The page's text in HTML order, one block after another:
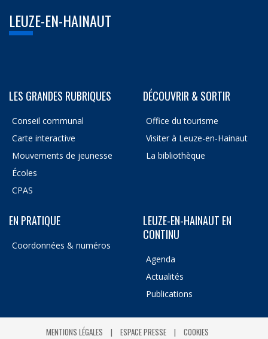
LEUZE-EN-HAINAUT
LES GRANDES RUBRIQUES
Conseil communal
Carte interactive
Mouvements de jeunesse
Écoles
CPAS
DÉCOUVRIR & SORTIR
Office du tourisme
Visiter à Leuze-en-Hainaut
La bibliothèque
EN PRATIQUE
Coordonnées & numéros
LEUZE-EN-HAINAUT EN
CONTINU
Agenda
Actualités
Publications
MENTIONS LÉGALES ESPACE PRESSE COOKIES